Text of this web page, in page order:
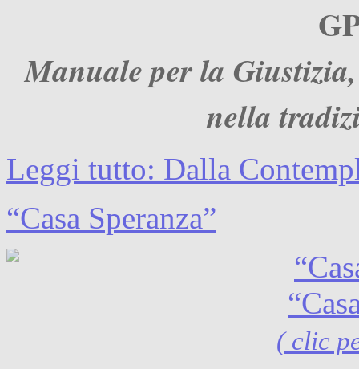
Manuale per la
nella
Leggi tutto: Dalla
“Casa Speranza”
( clic